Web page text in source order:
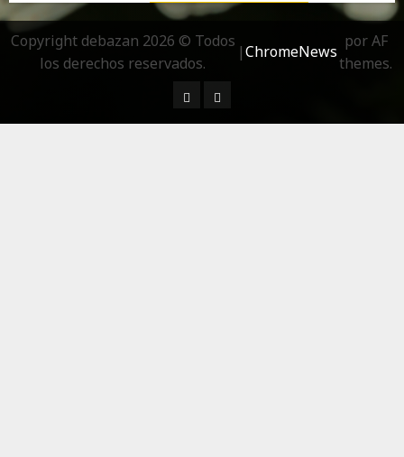
Copyright debazan 2026 © Todos
los derechos reservados.
|ChromeNews
por AF
themes.
¿ Quién soy…?
Más información sobre las